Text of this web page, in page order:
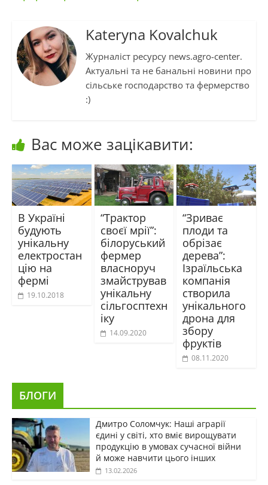
Kateryna Kovalchuk
Журналіст ресурсу news.agro-center.
Актуальні та не банальні новини про
сільське господарство та фермерство
:)
Вас може зацікавити:
В Україні
будують
унікальну
електростан
цію на
фермі
19.10.2018
“Трактор
своєї мрії”:
білоруський
фермер
власноруч
змайстрував
унікальну
сільгосптехн
іку
14.09.2020
“Зриває
плоди та
обрізає
дерева”:
Ізраїльська
компанія
створила
унікального
дрона для
збору
фруктів
08.11.2020
БЛОГИ
Дмитро Соломчук: Наші аграрії
єдині у світі, хто вміє вирощувати
продукцію в умовах сучасної війни
й може навчити цього інших
13.02.2026